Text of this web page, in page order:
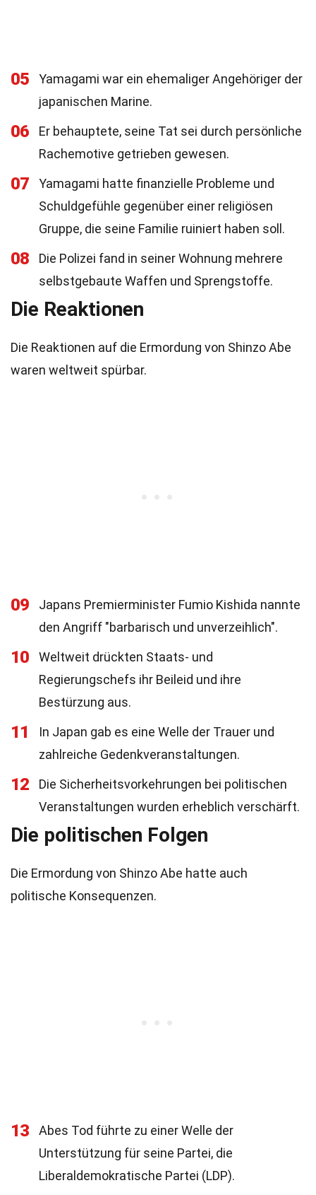
05
Yamagami war ein ehemaliger Angehöriger der
japanischen Marine.
06
Er behauptete, seine Tat sei durch persönliche
Rachemotive getrieben gewesen.
07
Yamagami hatte finanzielle Probleme und
Schuldgefühle gegenüber einer religiösen
Gruppe, die seine Familie ruiniert haben soll.
08
Die Polizei fand in seiner Wohnung mehrere
selbstgebaute Waffen und Sprengstoffe.
Die Reaktionen
Die Reaktionen auf die Ermordung von Shinzo Abe
waren weltweit spürbar.
09
Japans Premierminister Fumio Kishida nannte
den Angriff "barbarisch und unverzeihlich".
10
Weltweit drückten Staats- und
Regierungschefs ihr Beileid und ihre
Bestürzung aus.
11
In Japan gab es eine Welle der Trauer und
zahlreiche Gedenkveranstaltungen.
12
Die Sicherheitsvorkehrungen bei politischen
Veranstaltungen wurden erheblich verschärft.
Die politischen Folgen
Die Ermordung von Shinzo Abe hatte auch
politische Konsequenzen.
13
Abes Tod führte zu einer Welle der
Unterstützung für seine Partei, die
Liberaldemokratische Partei (LDP).